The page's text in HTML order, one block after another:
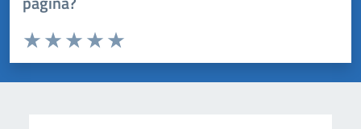
Domanda
Valuta da 1 a 5 stelle la pagina
Valuta 5 stelle su 5
Valuta 4 stelle su 5
Valuta 3 stelle su 5
Valuta 2 stelle su 5
Valuta 1 stelle su 5